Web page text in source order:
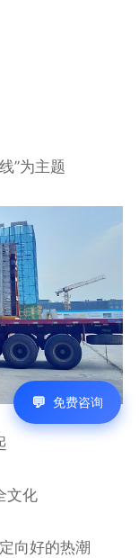
”为主题
文化
向好的热潮
免费咨询